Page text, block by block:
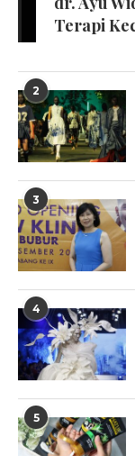
Terapi
2
3
4
5